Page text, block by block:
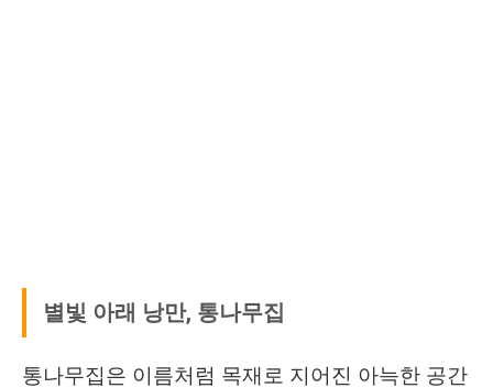
별빛 아래 낭만, 통나무집
통나무집은 이름처럼 목재로 지어진 아늑한 공간